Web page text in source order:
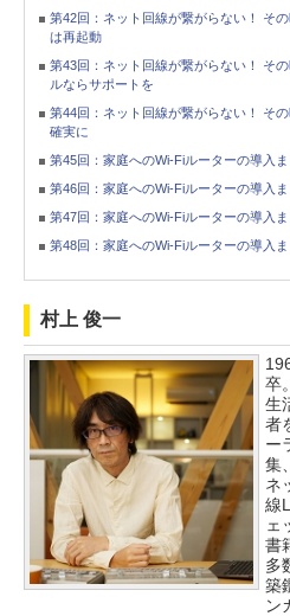
第42回：ネット回線が繋がらない！ そ
は再起動
第43回：ネット回線が繋がらない！ そ
ルならサポートを
第44回：ネット回線が繋がらない！ そ
確実に
第45回：家庭へのWi-Fiルーターの導入ま
第46回：家庭へのWi-Fiルーターの導入ま
第47回：家庭へのWi-Fiルーターの導入ま
第48回：家庭へのWi-Fiルーターの導入ま
村上 俊一
卒
生
者
ー
集
ネ
線
ェ
書
多
築
ン